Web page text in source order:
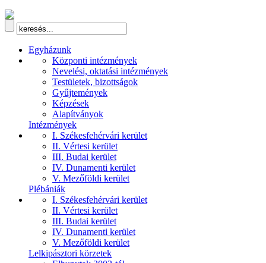
Egyházunk
Központi intézmények
Nevelési, oktatási intézmények
Testületek, bizottságok
Gyűjtemények
Képzések
Alapítványok
Intézmények
I. Székesfehérvári kerület
II. Vértesi kerület
III. Budai kerület
IV. Dunamenti kerület
V. Mezőföldi kerület
Plébániák
I. Székesfehérvári kerület
II. Vértesi kerület
III. Budai kerület
IV. Dunamenti kerület
V. Mezőföldi kerület
Lelkipásztori körzetek